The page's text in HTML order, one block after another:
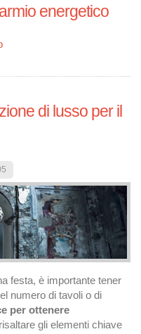
energetico
Durabilità e Risparmio per
di lusso per il
festa, è importante tener
numero di tavoli o di
per ottenere
gli elementi chiave